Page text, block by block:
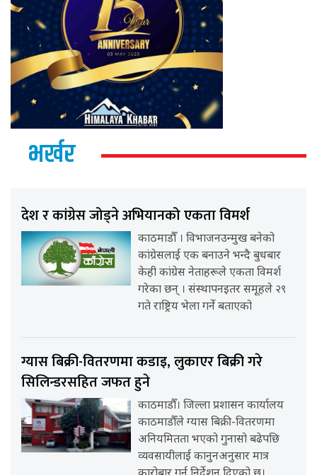
भर्खर
देश र कांग्रेस जोड्ने अभियानको एकता विमर्श
काठमाडौँ । विभाजनउन्मुख बनेको
कांग्रेसलाई एक बनाउने भन्दै बुधबार
केही कांग्रेस नेताहरूले एकता विमर्श
गरेका छन् । संस्थापनइतर समूहले २९
गते राष्ट्रिय भेला गर्ने बताएको
ग्यास बिक्री-वितरणमा कडाइ, लुकाएर बिक्री गरे
सिलिन्डरसहित जफत हुने
काठमाडौँ। जिल्ला प्रशासन कार्यालय
काठमाडौँले ग्यास बिक्री-वितरणमा
अनियमितता भएको गुनासो बढेपछि
व्यवसायीलाई कानुनअनुसार मात्र